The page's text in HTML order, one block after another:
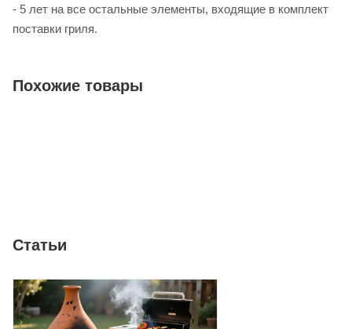
- 5 лет на все остальные элементы, входящие в комплект
поставки гриля.
Похожие товары
Статьи